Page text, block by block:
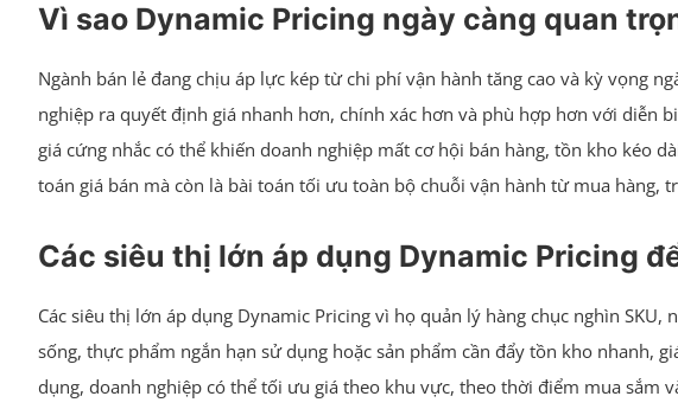
Vì sao Dynamic Pricing ngày càng quan
Ngành bán lẻ đang chịu áp lực kép từ chi phí vận hành tăng cao và kỳ vọng
nghiệp ra quyết định giá nhanh hơn, chính xác hơn và phù hợp hơn với diễn
giá cứng nhắc có thể khiến doanh nghiệp mất cơ hội bán hàng, tồn kho kéo
toán giá bán mà còn là bài toán tối ưu toàn bộ chuỗi vận hành từ mua hàng,
Các siêu thị lớn áp dụng Dynamic Pricing
Các siêu thị lớn áp dụng Dynamic Pricing vì họ quản lý hàng chục nghìn
sống, thực phẩm ngắn hạn sử dụng hoặc sản phẩm cần đẩy tồn kho nhanh,
dụng, doanh nghiệp có thể tối ưu giá theo khu vực, theo thời điểm mua